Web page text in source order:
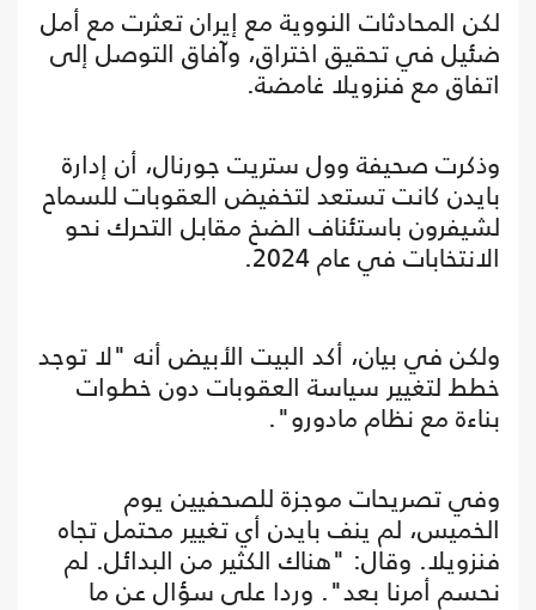
لكن المحادثات النووية مع إيران تعثرت مع أمل
ضئيل في تحقيق اختراق، وآفاق التوصل إلى
اتفاق مع فنزويلا غامضة.
وذكرت صحيفة وول ستريت جورنال، أن إدارة
بايدن كانت تستعد لتخفيض العقوبات للسماح
لشيفرون باستئناف الضخ مقابل التحرك نحو
الانتخابات في عام 2024.
ولكن في بيان، أكد البيت الأبيض أنه "لا توجد
خطط لتغيير سياسة العقوبات دون خطوات
بناءة مع نظام مادورو".
وفي تصريحات موجزة للصحفيين يوم
الخميس، لم ينف بايدن أي تغيير محتمل تجاه
فنزويلا. وقال: "هناك الكثير من البدائل. لم
نحسم أمرنا بعد". وردا على سؤال عن ما